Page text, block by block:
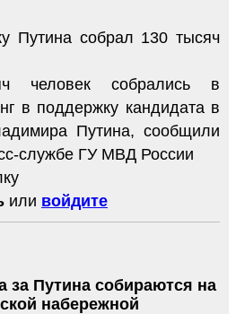
Путина собрал 130 тысяч
человек собрались в
в поддержку кандидата в
Путина, сообщили
службе ГУ МВД России
или войдите
за Путина собираются на
набережной